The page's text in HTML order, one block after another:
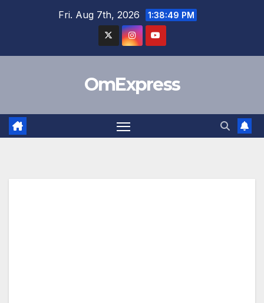
Fri. Aug 7th, 2026 1:38:49 PM
OmExpress